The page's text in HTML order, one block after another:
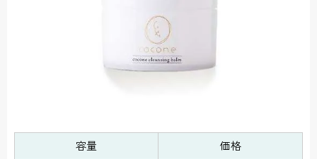
容量 価格